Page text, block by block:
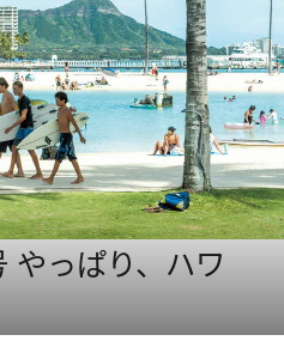
やっぱり、ハワ